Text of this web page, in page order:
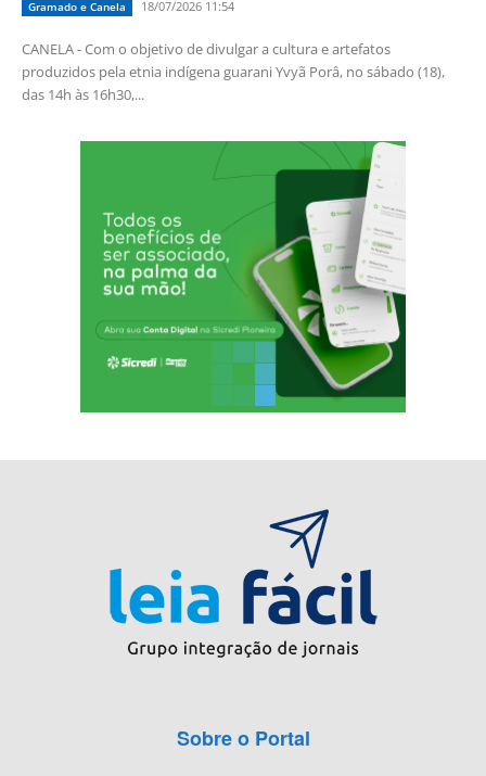
Gramado e Canela 18/07/2026 11:54
CANELA - Com o objetivo de divulgar a cultura e artefatos
produzidos pela etnia indígena guarani Yvyã Porâ, no sábado (18),
das 14h às 16h30,...
Sobre o Portal